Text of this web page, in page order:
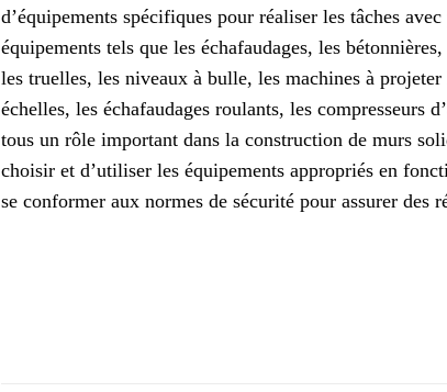
d’équipements spécifiques pour réaliser les tâches
équipements tels que les échafaudages, les
les truelles, les niveaux à bulle, les machines à
échelles, les échafaudages roulants, les compresseurs
tous un rôle important dans la construction de murs
choisir et d’utiliser les équipements appropriés en
se conformer aux normes de sécurité pour assurer des